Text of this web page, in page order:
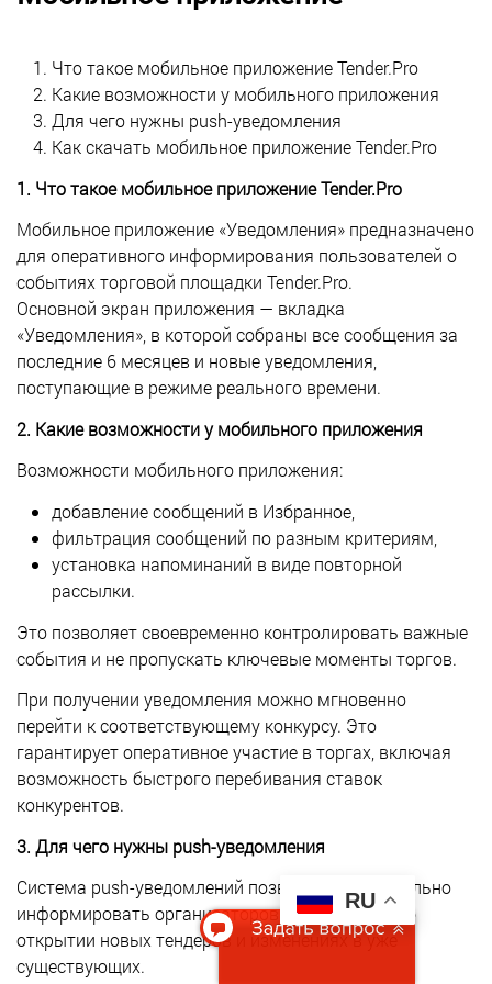
RU
Что такое мобильное приложение Tender.Pro
Какие возможности у мобильного приложения
Для чего нужны push-уведомления
Как скачать мобильное приложение Tender.Pro
1. Что такое мобильное приложение Tender.Pro
Мобильное приложение «Уведомления» предназначено
для оперативного информирования пользователей о
событиях торговой площадки Tender.Pro.
Основной экран приложения — вкладка
«Уведомления», в которой собраны все сообщения за
последние 6 месяцев и новые уведомления,
поступающие в режиме реального времени.
2. Какие возможности у мобильного приложения
Возможности мобильного приложения:
добавление сообщений в Избранное,
фильтрация сообщений по разным критериям,
установка напоминаний в виде повторной
рассылки.
Это позволяет своевременно контролировать важные
события и не пропускать ключевые моменты торгов.
При получении уведомления можно мгновенно
перейти к соответствующему конкурсу. Это
гарантирует оперативное участие в торгах, включая
возможность быстрого перебивания ставок
конкурентов.
3. Для чего нужны push-уведомления
Система push-уведомлений позволяет моментально
информировать организаторов и участников об
открытии новых тендеров и изменениях в уже
существующих.